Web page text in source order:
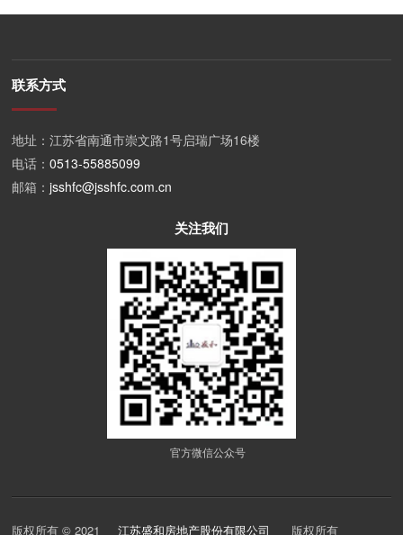
联系方式
地址：江苏省南通市崇文路1号启瑞广场16楼
电话：0513-55885099
邮箱：jsshfc@jsshfc.com.cn
关注我们
官方微信公众号
版权所有 ©2021 江苏盛和房地产股份有限公司 版权所有